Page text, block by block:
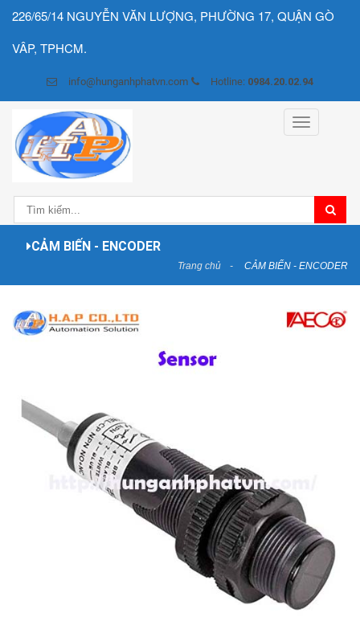
226/65/14 NGUYỄN VĂN LƯỢNG, PHƯỜNG 17, QUẬN GÒ
VÂP, TPHCM.
info@hunganhphatvn.com Hotline: 0984.20.02.94
Toggle
navigation
CẢM BIẾN - ENCODER
Trang chủ CẢM BIẾN - ENCODER